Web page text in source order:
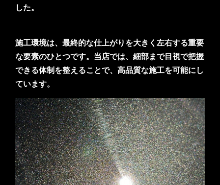
した。
施工環境は、最終的な仕上がりを大きく左右する重要
な要素のひとつです。当店では、細部まで目視で把握
できる体制を整えることで、高品質な施工を可能にし
ています。